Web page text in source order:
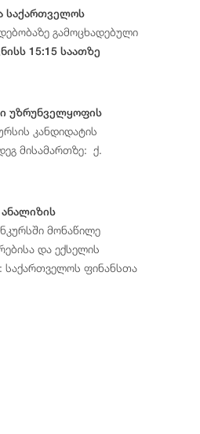
საქართველოს
გამოცხადებული
15:15 საათზე
უზრუნველყოფის
კანდიდატის
მისამართზე: ქ.
მონაწილე
და ექსელის
საქართველოს ფინანსთა